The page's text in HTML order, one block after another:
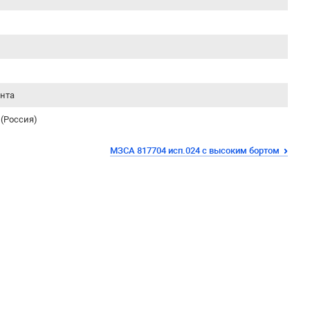
МЗСА 817704 исп.024 с высоким бортом